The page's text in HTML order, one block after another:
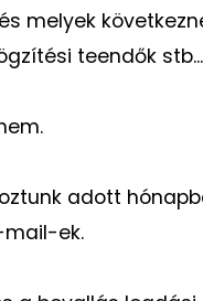
melyek
teendők
adott
mail-ek.